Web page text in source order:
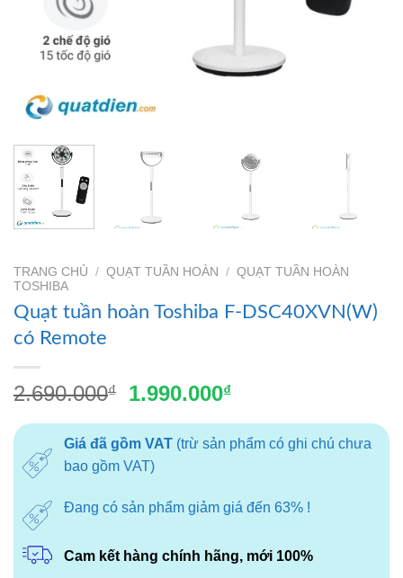
TRANG CHỦ / QUẠT TUẦN HOÀN / QUẠT TUẦN HOÀN
TOSHIBA
Quạt tuần hoàn Toshiba F-DSC40XVN(W)
có Remote
2.690.000₫
Giá
là:
2.690.000₫.
1.990.000₫Giá
tại
là:
Giá đã gồm VAT(trừ sản phẩm có ghi chú chưa
bao gồm VAT)
Đang có sản phẩm giảm giá đến 63% !
Cam kết hàng chính hãng, mới 100%